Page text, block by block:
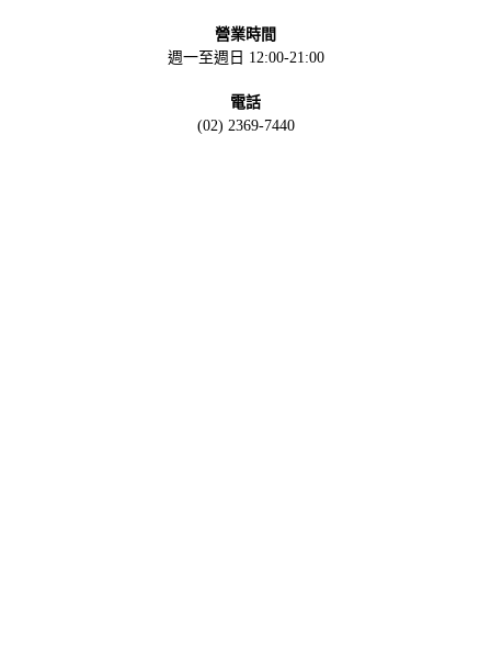
營業時間
週一至週日 12:00-21:00
電話
(02) 2369-7440